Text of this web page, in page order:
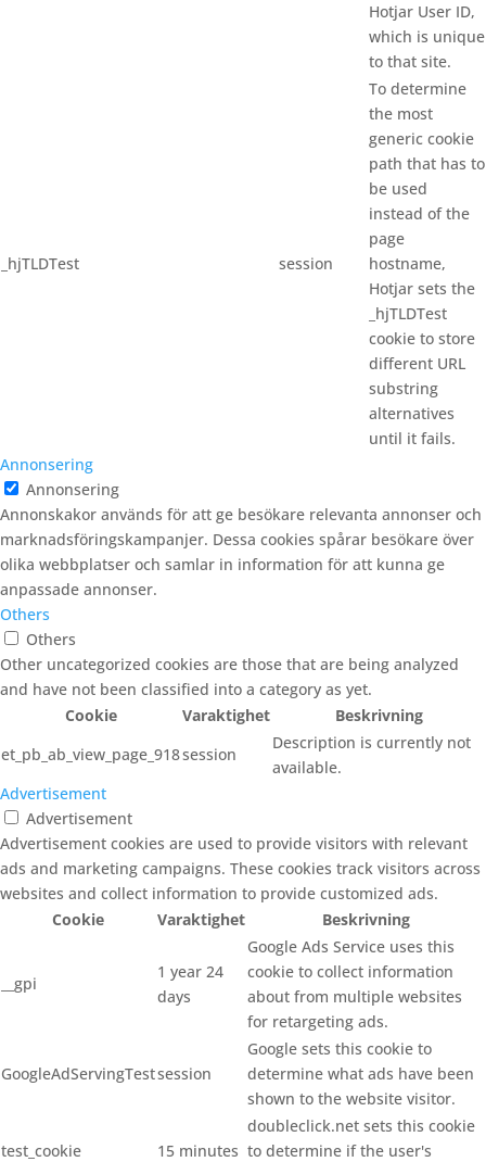
Hotjar User ID,
which is unique
to that site.
_hjTLDTest session
To determine
the most
generic cookie
path that has to
be used
instead of the
page
hostname,
Hotjar sets the
_hjTLDTest
cookie to store
different URL
substring
alternatives
until it fails.
Annonsering
Annonsering
Annonskakor används för att ge besökare relevanta annonser och
marknadsföringskampanjer. Dessa cookies spårar besökare över
olika webbplatser och samlar in information för att kunna ge
anpassade annonser.
Others
Others
Other uncategorized cookies are those that are being analyzed
and have not been classified into a category as yet.
Cookie
Varaktighet
Beskrivning
et_pb_ab_view_page_918session
Description is currently not
available.
Advertisement
Advertisement
Advertisement cookies are used to provide visitors with relevant
ads and marketing campaigns. These cookies track visitors across
websites and collect information to provide customized ads.
Cookie
Varaktighet Beskrivning
__gpi
1 year 24
days
Google Ads Service uses this
cookie to collect information
about from multiple websites
for retargeting ads.
GoogleAdServingTestsession
Google sets this cookie to
determine what ads have been
shown to the website visitor.
test_cookie 15 minutes
doubleclick.net sets this cookie
to determine if the user's